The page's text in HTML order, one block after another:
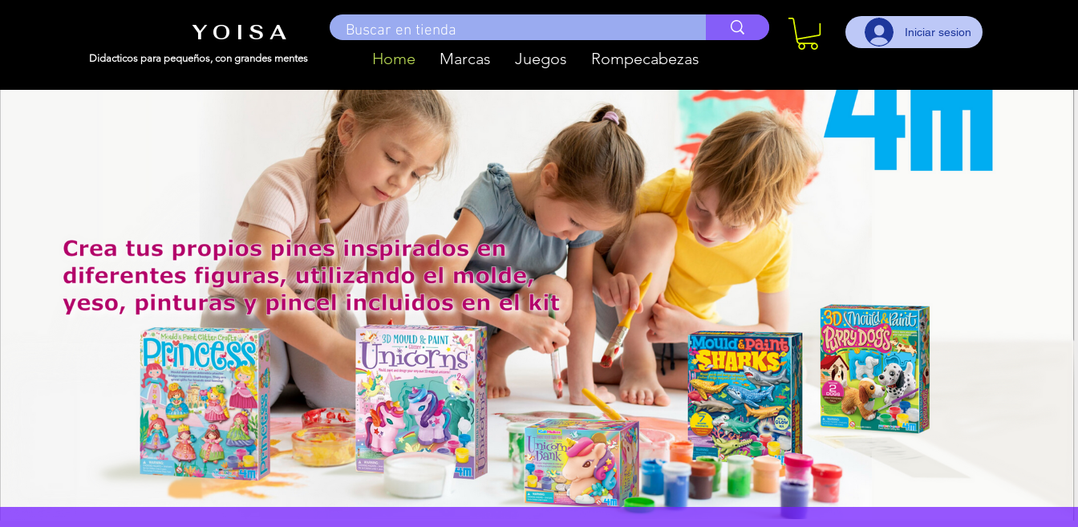
Y O I S A
Didacticos para pequeños, con grandes mentes Home Marcas Juegos Rompecabezas
Iniciar sesion